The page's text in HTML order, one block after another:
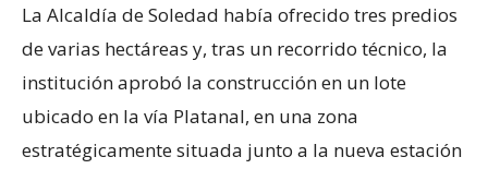
La Alcaldía de Soledad había ofrecido tres predios
de varias hectáreas y, tras un recorrido técnico, la
institución aprobó la construcción en un lote
ubicado en la vía Platanal, en una zona
estratégicamente situada junto a la nueva estación